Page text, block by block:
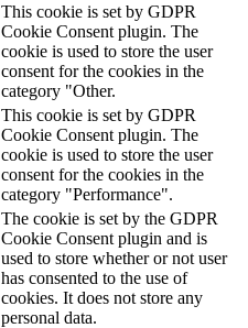
This cookie is set by GDPR
Cookie Consent plugin. The
cookie is used to store the user
consent for the cookies in the
category "Other.
This cookie is set by GDPR
Cookie Consent plugin. The
cookie is used to store the user
consent for the cookies in the
category "Performance".
The cookie is set by the GDPR
Cookie Consent plugin and is
used to store whether or not user
has consented to the use of
cookies. It does not store any
personal data.